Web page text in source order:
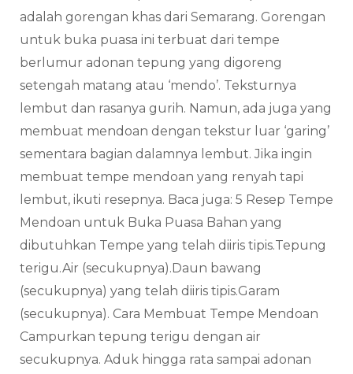
adalah gorengan khas dari Semarang. Gorengan
untuk buka puasa ini terbuat dari tempe
berlumur adonan tepung yang digoreng
setengah matang atau ‘mendo’. Teksturnya
lembut dan rasanya gurih. Namun, ada juga yang
membuat mendoan dengan tekstur luar ‘garing’
sementara bagian dalamnya lembut. Jika ingin
membuat tempe mendoan yang renyah tapi
lembut, ikuti resepnya. Baca juga: 5 Resep Tempe
Mendoan untuk Buka Puasa Bahan yang
dibutuhkan Tempe yang telah diiris tipis.Tepung
terigu.Air (secukupnya).Daun bawang
(secukupnya) yang telah diiris tipis.Garam
(secukupnya). Cara Membuat Tempe Mendoan
Campurkan tepung terigu dengan air
secukupnya. Aduk hingga rata sampai adonan